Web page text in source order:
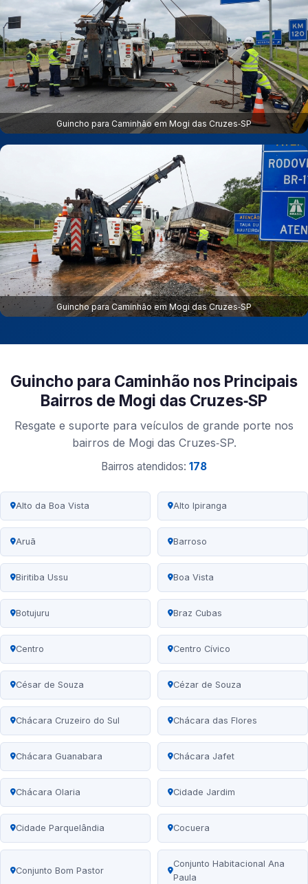
Guincho para Caminhão em Mogi das Cruzes‑SP
Guincho para Caminhão em Mogi das Cruzes‑SP
Guincho para Caminhão nos Principais
Bairros de Mogi das Cruzes‑SP
Resgate e suporte para veículos de grande porte nos
bairros de Mogi das Cruzes‑SP.
Bairros atendidos: 178
Alto da Boa Vista Alto Ipiranga
Aruã Barroso
Biritiba Ussu Boa Vista
Botujuru Braz Cubas
Centro Centro Cívico
César de Souza Cézar de Souza
Chácara Cruzeiro do Sul Chácara das Flores
Chácara Guanabara Chácara Jafet
Chácara Olaria Cidade Jardim
Cidade Parquelândia Cocuera
Conjunto Bom Pastor
Conjunto Habitacional Ana
Paula